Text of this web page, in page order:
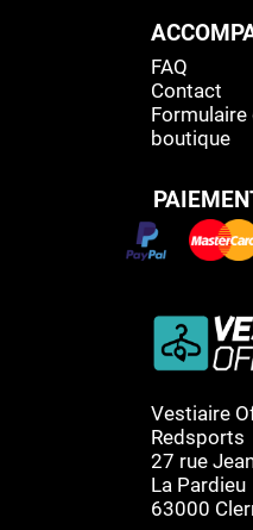
FAQ
Contact
boutique
Vestiaire
Redsports
27 rue
La Pardieu
63000